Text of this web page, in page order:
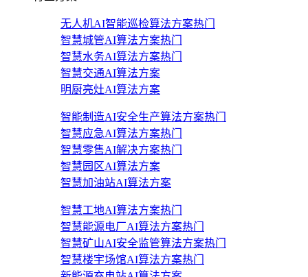
无人机AI智能巡检算法方案热门
智慧城管AI算法方案热门
智慧水务AI算法方案热门
智慧交通AI算法方案
明厨亮灶AI算法方案
智能制造AI安全生产算法方案热门
智慧应急AI算法方案热门
智慧零售AI解决方案热门
智慧园区AI算法方案
智慧加油站AI算法方案
智慧工地AI算法方案热门
智慧能源电厂AI算法方案热门
智慧矿山AI安全监管算法方案热门
智慧楼宇场馆AI算法方案热门